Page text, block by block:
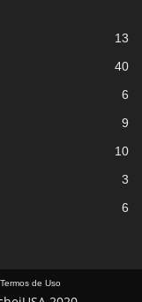
13
40
6
9
10
3
6
Termos de Uso